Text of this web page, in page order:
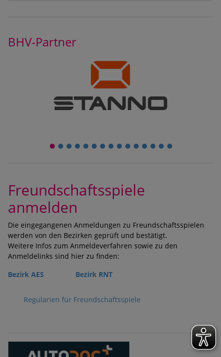
BHV-Partner
1 2 3 4 5 6 7 8 9 101112131415
Freundschaftsspiele
anmelden
Die eingegangenen Anmeldungen zu Freundschaftsspielen
werden von den Bezirken geprüft und bestätigt.
Weitere Infos zum Anmeldeverfahren sowie zu den
Anmeldelinks sind hier zu finden:
Bezirk AES
Bezirk RNT
Regularien für Freundschaftsspiele